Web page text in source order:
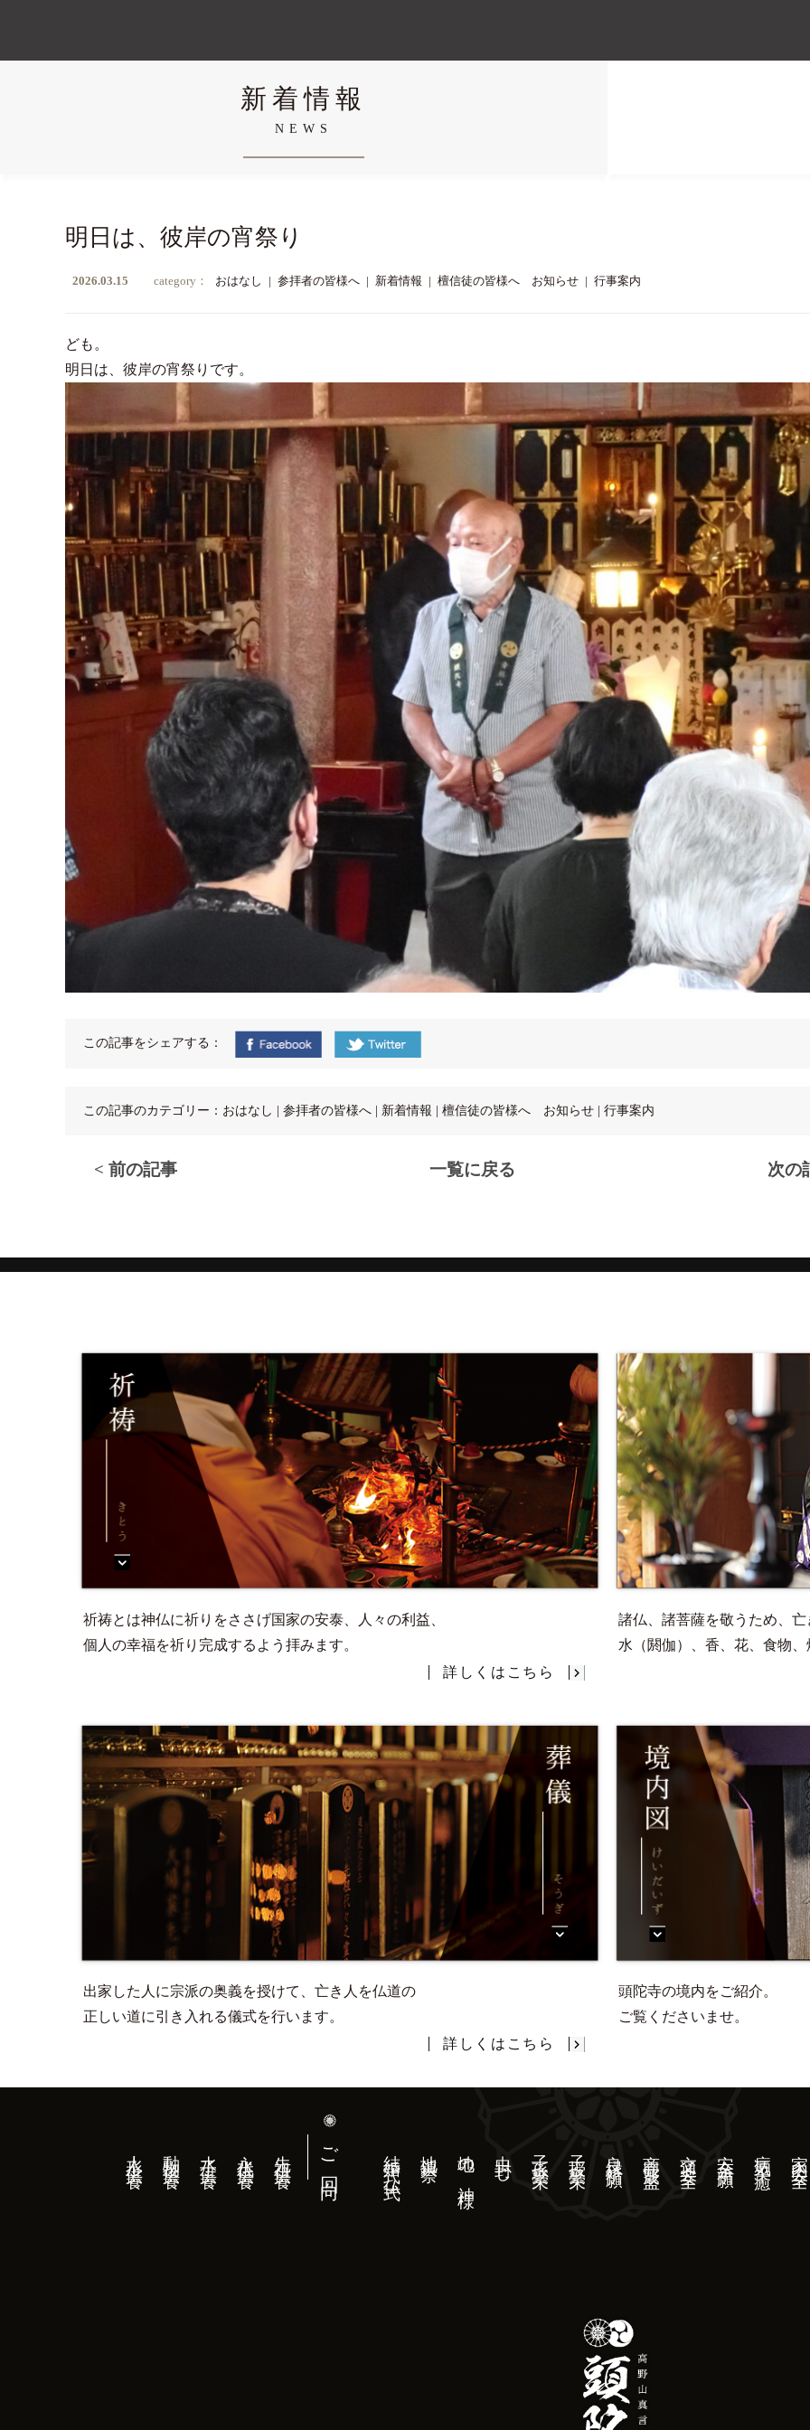
新着情報
NEWS
明日は、彼岸の宵祭り
2026.03.15 category： おはなし 参拝者の皆様へ 新着情報 檀信徒の皆様へ お知らせ 行事案内
ども。
明日は、彼岸の宵祭りです。
この記事をシェアする：
この記事のカテゴリー： おはなし 参拝者の皆様へ 新着情報 檀信徒の皆様へ お知らせ 行事案内
< 前の記事 一覧に戻る 次の
祈祷とは神仏に祈りをささげ国家の安泰、人々の利益、
個人の幸福を祈り完成するよう拝みます。
詳しくはこちら
諸仏、諸菩薩を敬うため、
水（閼伽）、香、花、食物
出家した人に宗派の奥義を授けて、亡き人を仏道の
正しい道に引き入れる儀式を行います。
詳しくはこちら
頭陀寺の境内をご紹介。
ご覧くださいませ。
家内安全
病気平癒
安全祈願
交通安全
商売繁盛
良縁祈願
子授繁栄
子孫繁栄
虫封じ
地の神様
結婚式（仏式）
ご回向
先祖供養
永代供養
水子供養
動物供養
人形供養